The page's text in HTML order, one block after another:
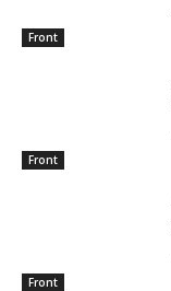
Front
Front
Front